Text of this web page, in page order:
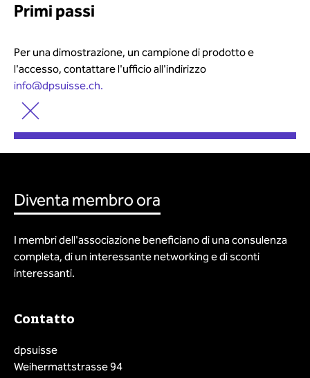
Primi passi
Per una dimostrazione, un campione di prodotto e
l'accesso, contattare l'ufficio all'indirizzo
info@dpsuisse.ch.
Diventa membro ora
I membri dell'associazione beneficiano di una consulenza
completa, di un interessante networking e di sconti
interessanti.
Contatto
dpsuisse
Weihermattstrasse 94